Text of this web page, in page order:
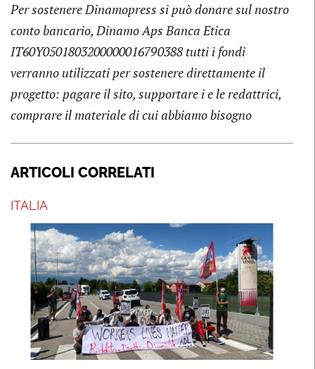
Per sostenere Dinamopress si può donare sul nostro
conto bancario, Dinamo Aps Banca Etica
IT60Y0501803200000016790388 tutti i fondi
verranno utilizzati per sostenere direttamente il
progetto: pagare il sito, supportare i e le redattrici,
comprare il materiale di cui abbiamo bisogno
ARTICOLI CORRELATI
ITALIA